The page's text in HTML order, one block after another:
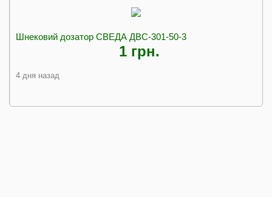
Шнековий дозатор СВЕДА ДВС-301-50-3
1 грн.
4 дня назад